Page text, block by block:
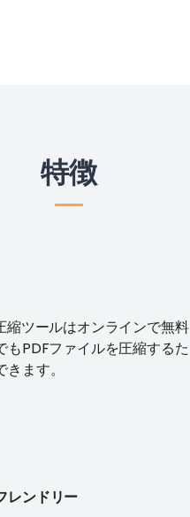
特徴
縮ツールはオンラインで無料
もPDFファイルを圧縮するた
ます。
レンドリー